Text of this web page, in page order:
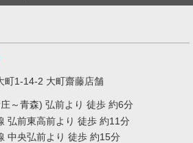
町1-14-2 大町齋藤店舗
～青森) 弘前より 徒歩 約6分
弘前東高前より 徒歩 約11分
中央弘前より 徒歩 約15分